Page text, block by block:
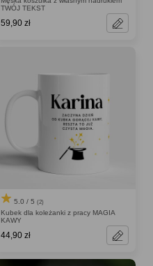
TWÓJ TEKST
59,90 zł
5.0 / 5 (2)
Kubek dla koleżanki z pracy MAGIA
KAWY
44,90 zł